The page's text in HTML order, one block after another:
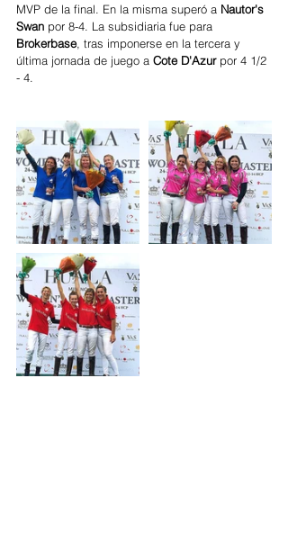
MVP de la final. En la misma superó a Nautor's
Swan por 8-4. La subsidiaria fue para
Brokerbase, tras imponerse en la tercera y
última jornada de juego a Cote D'Azur por 4 1/2
- 4.